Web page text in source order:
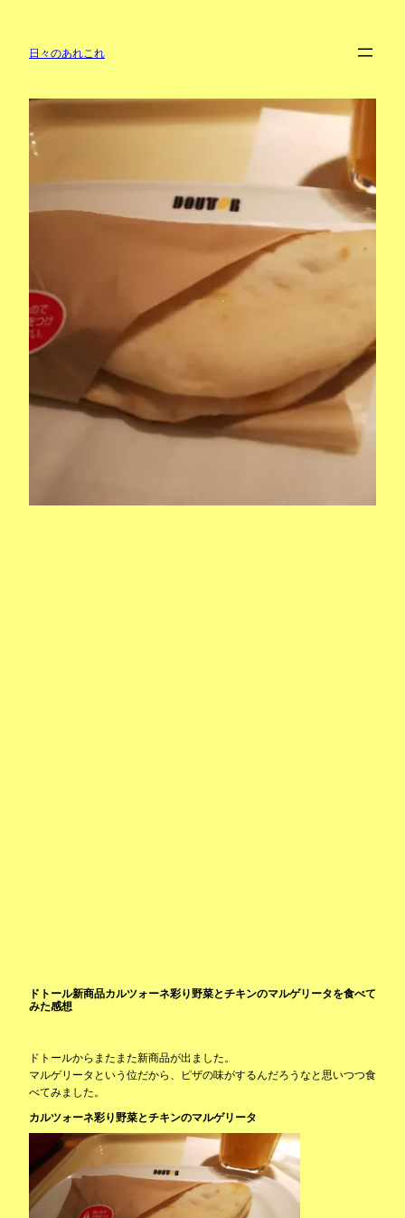
日々のあれこれ
ドトール新商品カルツォーネ彩り野菜とチキンのマルゲリータを食べて
みた感想
ドトールからまたまた新商品が出ました。
マルゲリータという位だから、ピザの味がするんだろうなと思いつつ食
べてみました。
カルツォーネ彩り野菜とチキンのマルゲリータ